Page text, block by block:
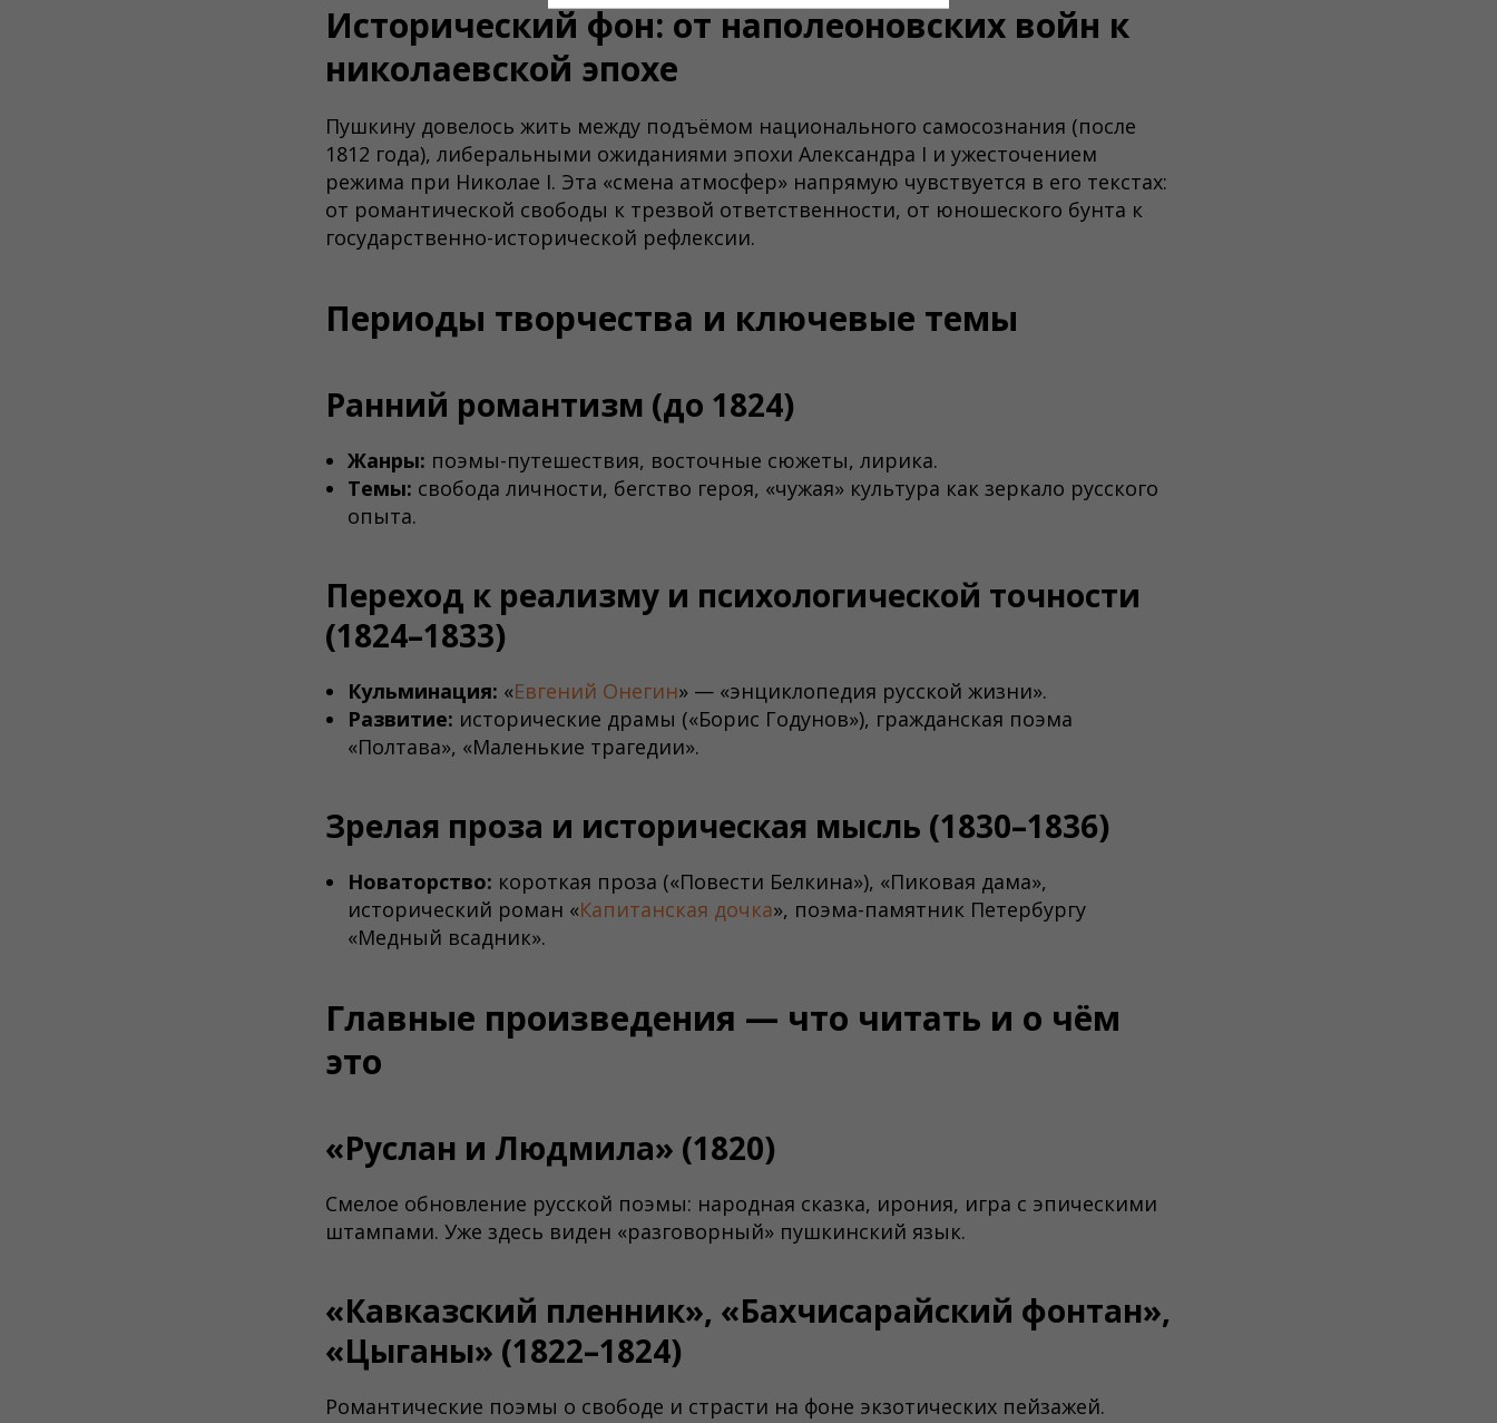
Исторический фон: от наполеоновских войн к
николаевской эпохе
Пушкину довелось жить между подъёмом национального самосознания (после
1812 года), либеральными ожиданиями эпохи Александра I и ужесточением
режима при Николае I. Эта «смена атмосфер» напрямую чувствуется в его текстах:
от романтической свободы к трезвой ответственности, от юношеского бунта к
государственно-исторической рефлексии.
Периоды творчества и ключевые темы
Ранний романтизм (до 1824)
Жанры: поэмы-путешествия, восточные сюжеты, лирика.
Темы: свобода личности, бегство героя, «чужая» культура как зеркало русского
опыта.
Переход к реализму и психологической точности
(1824–1833)
Кульминация: «Евгений Онегин» — «энциклопедия русской жизни».
Развитие: исторические драмы («Борис Годунов»), гражданская поэма
«Полтава», «Маленькие трагедии».
Зрелая проза и историческая мысль (1830–1836)
Новаторство: короткая проза («Повести Белкина»), «Пиковая дама»,
исторический роман «Капитанская дочка», поэма-памятник Петербургу
«Медный всадник».
Главные произведения — что читать и о чём
это
«Руслан и Людмила» (1820)
Смелое обновление русской поэмы: народная сказка, ирония, игра с эпическими
штампами. Уже здесь виден «разговорный» пушкинский язык.
«Кавказский пленник», «Бахчисарайский фонтан»,
«Цыганы» (1822–1824)
Романтические поэмы о свободе и страсти на фоне экзотических пейзажей.